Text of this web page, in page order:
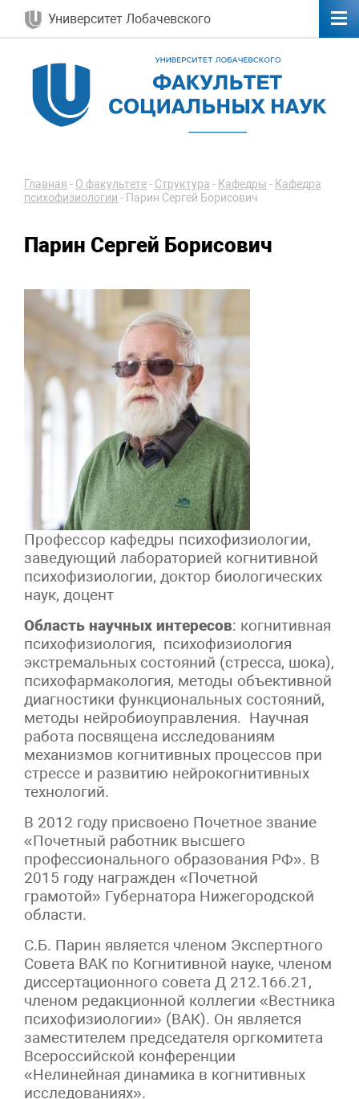
Университет Лобачевского
Главная - О факультете- Структура - Кафедры - Кафедра
психофизиологии - Парин Сергей Борисович
Парин Сергей Борисович
Профессор кафедры психофизиологии,
заведующий лабораторией когнитивной
психофизиологии, доктор биологических
наук, доцент
Область научных интересов: когнитивная
психофизиология, психофизиология
экстремальных состояний (стресса, шока),
психофармакология, методы объективной
диагностики функциональных состояний,
методы нейробиоуправления. Научная
работа посвящена исследованиям
механизмов когнитивных процессов при
стрессе и развитию нейрокогнитивных
технологий.
В 2012 году присвоено Почетное звание
«Почетный работник высшего
профессионального образования РФ». В
2015 году награжден «Почетной
грамотой» Губернатора Нижегородской
области.
С.Б. Парин является членом Экспертного
Совета ВАК по Когнитивной науке, членом
диссертационного совета Д 212.166.21,
членом редакционной коллегии «Вестника
психофизиологии» (ВАК). Он является
заместителем председателя оргкомитета
Всероссийской конференции
«Нелинейная динамика в когнитивных
исследованиях».